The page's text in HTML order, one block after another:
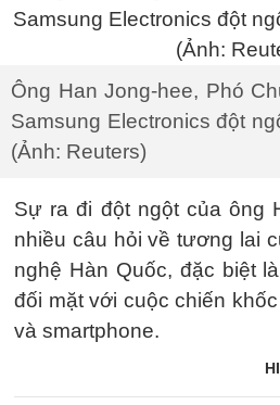
Ông Han Jong-hee, Phó
Samsung Electronics đột
(Ảnh: Reuters)
Sự ra đi đột ngột của ông
nhiều câu hỏi về tương lai
nghệ Hàn Quốc, đặc biệt
đối mặt với cuộc chiến
và smartphone.